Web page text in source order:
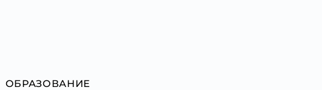
ОБРАЗОВАНИЕ